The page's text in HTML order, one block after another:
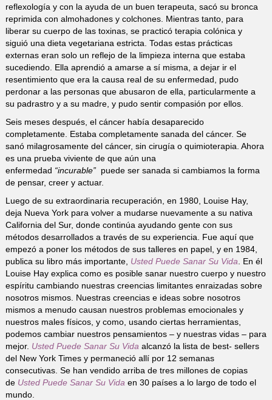
reflexología y con la ayuda de un buen terapeuta, sacó su bronca
reprimida con almohadones y colchones. Mientras tanto, para
liberar su cuerpo de las toxinas, se practicó terapia colónica y
siguió una dieta vegetariana estricta. Todas estas prácticas
externas eran solo un reflejo de la limpieza interna que estaba
sucediendo. Ella aprendió a amarse a sí misma, a dejar ir el
resentimiento que era la causa real de su enfermedad, pudo
perdonar a las personas que abusaron de ella, particularmente a
su padrastro y a su madre, y pudo sentir compasión por ellos.
Seis meses después, el cáncer había desaparecido
completamente. Estaba completamente sanada del cáncer. Se
sanó milagrosamente del cáncer, sin cirugía o quimioterapia. Ahora
es una prueba viviente de que aún una
enfermedad “incurable” puede ser sanada si cambiamos la forma
de pensar, creer y actuar.
Luego de su extraordinaria recuperación, en 1980, Louise Hay,
deja Nueva York para volver a mudarse nuevamente a su nativa
California del Sur, donde continúa ayudando gente con sus
métodos desarrollados a través de su experiencia. Fue aquí que
empezó a poner los métodos de sus talleres en papel, y en 1984,
publica su libro más importante, Usted Puede Sanar Su Vida . En él
Louise Hay explica como es posible sanar nuestro cuerpo y nuestro
espíritu cambiando nuestras creencias limitantes enraizadas sobre
nosotros mismos. Nuestras creencias e ideas sobre nosotros
mismos a menudo causan nuestros problemas emocionales y
nuestros males físicos, y como, usando ciertas herramientas,
podemos cambiar nuestros pensamientos – y nuestras vidas – para
mejor. Usted Puede Sanar Su Vida alcanzó la lista de best- sellers
del New York Times y permaneció allí por 12 semanas
consecutivas. Se han vendido arriba de tres millones de copias
de Usted Puede Sanar Su Vida en 30 países a lo largo de todo el
mundo.